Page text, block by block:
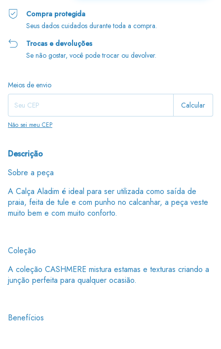
Compra protegida
Seus dados cuidados durante toda a compra.
Trocas e devoluções
Se não gostar, você pode trocar ou devolver.
Entregas para o CEP:
Meios de envio
Calcular
Não sei meu CEP
Descrição
Sobre a peça
A Calça Aladim é ideal para ser utilizada como saída de
praia, feita de tule e com punho no calcanhar, a peça veste
muito bem e com muito conforto.
Coleção
A coleção CASHMERE mistura estamas e texturas criando a
junção perfeita para qualquer ocasião.
Benefícios